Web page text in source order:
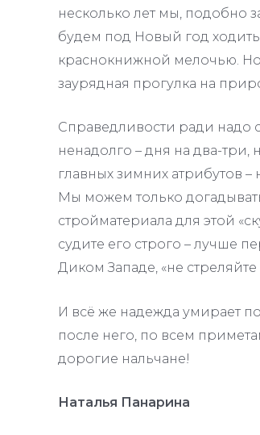
несколько лет мы, подобно
будем под Новый год
краснокнижной мелочью.
заурядная прогулка на
Справедливости ради надо
ненадолго – дня на два-три,
главных зимних атрибутов –
Мы можем только
стройматериала для этой
судите его строго – лучше
Диком Западе, «не стреляйте
И всё же надежда умирает
после него, по всем
дорогие нальчане!
Наталья Панарина